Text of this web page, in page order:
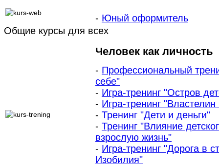
- Юный оформитель
Общие курсы для всех
Человек как личность
- Профессиональный
себе"
- Игра-тренинг "Остров
- Игра-тренинг "Властелин
- Тренинг "Дети и деньги"
- Тренинг "Влияние
взрослую жизнь"
- Игра-тренинг "Дорога в
Изобилия"